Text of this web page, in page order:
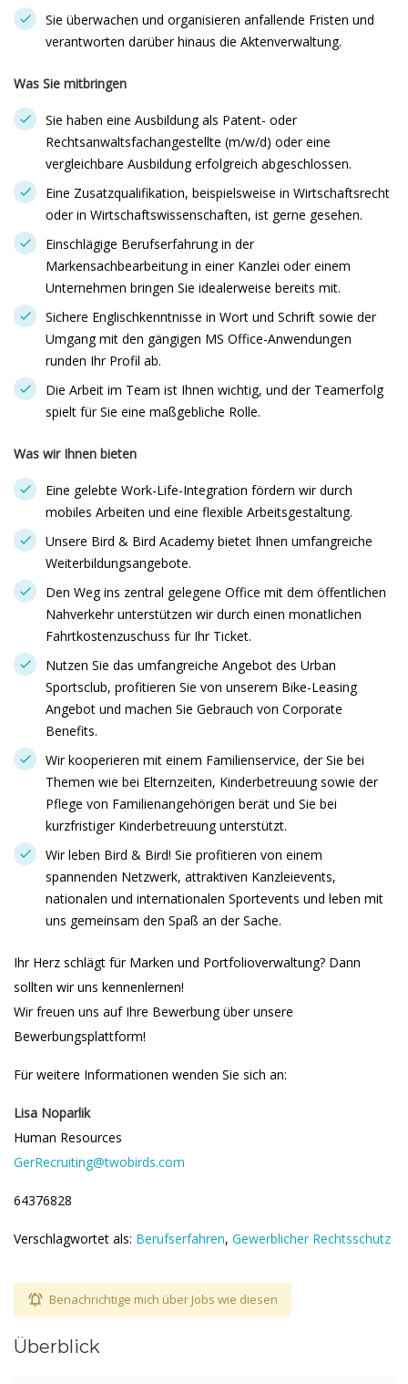
Sie überwachen und organisieren anfallende Fristen und
verantworten darüber hinaus die Aktenverwaltung.
Was Sie mitbringen
Sie haben eine Ausbildung als Patent- oder
Rechtsanwaltsfachangestellte (m/w/d) oder eine
vergleichbare Ausbildung erfolgreich abgeschlossen.
Eine Zusatzqualifikation, beispielsweise in Wirtschaftsrecht
oder in Wirtschaftswissenschaften, ist gerne gesehen.
Einschlägige Berufserfahrung in der
Markensachbearbeitung in einer Kanzlei oder einem
Unternehmen bringen Sie idealerweise bereits mit.
Sichere Englischkenntnisse in Wort und Schrift sowie der
Umgang mit den gängigen MS Office-Anwendungen
runden Ihr Profil ab.
Die Arbeit im Team ist Ihnen wichtig, und der Teamerfolg
spielt für Sie eine maßgebliche Rolle.
Was wir Ihnen bieten
Eine gelebte Work-Life-Integration fördern wir durch
mobiles Arbeiten und eine flexible Arbeitsgestaltung.
Unsere Bird & Bird Academy bietet Ihnen umfangreiche
Weiterbildungsangebote.
Den Weg ins zentral gelegene Office mit dem öffentlichen
Nahverkehr unterstützen wir durch einen monatlichen
Fahrtkostenzuschuss für Ihr Ticket.
Nutzen Sie das umfangreiche Angebot des Urban
Sportsclub, profitieren Sie von unserem Bike-Leasing
Angebot und machen Sie Gebrauch von Corporate
Benefits.
Wir kooperieren mit einem Familienservice, der Sie bei
Themen wie bei Elternzeiten, Kinderbetreuung sowie der
Pflege von Familienangehörigen berät und Sie bei
kurzfristiger Kinderbetreuung unterstützt.
Wir leben Bird & Bird! Sie profitieren von einem
spannenden Netzwerk, attraktiven Kanzleievents,
nationalen und internationalen Sportevents und leben mit
uns gemeinsam den Spaß an der Sache.
Ihr Herz schlägt für Marken und Portfolioverwaltung? Dann
sollten wir uns kennenlernen!
Wir freuen uns auf Ihre Bewerbung über unsere
Bewerbungsplattform!
Für weitere Informationen wenden Sie sich an:
Lisa Noparlik
Human Resources
GerRecruiting@twobirds.com
64376828
Verschlagwortet als: Berufserfahren, Gewerblicher Rechtsschutz
Benachrichtige mich über Jobs wie diesen
Überblick